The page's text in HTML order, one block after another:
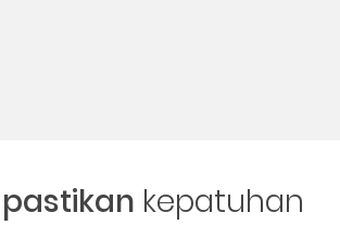
pastikan kepatuhan